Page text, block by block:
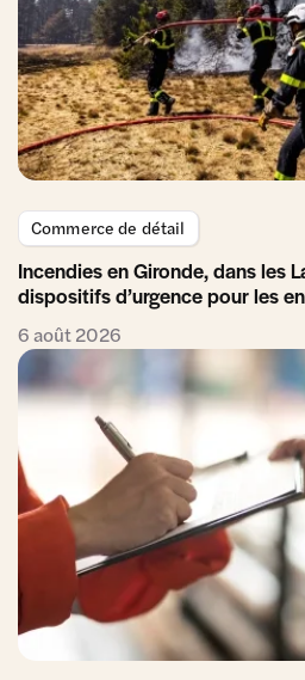
Commerce de détail
Incendies en Gironde, dans les
dispositifs d’urgence pour les
6 août 2026